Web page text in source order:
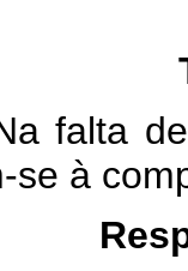
falta
se à